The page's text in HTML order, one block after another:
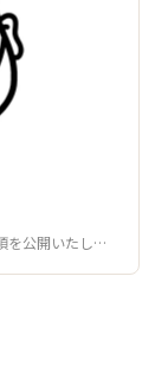
を公開いたし…